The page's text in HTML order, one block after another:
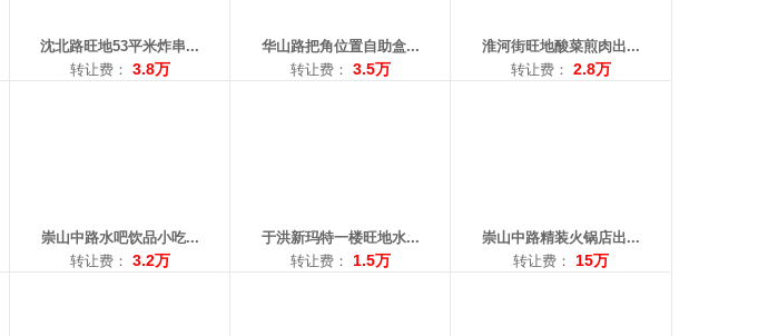
沈北路旺地53平米炸串...
转让费： 3.8万
华山路把角位置自助盒...
转让费： 3.5万
淮河街旺地酸菜煎肉出...
转让费： 2.8万
崇山中路水吧饮品小吃...
转让费： 3.2万
于洪新玛特一楼旺地水...
转让费：
1.5万
崇山中路精装火锅店出...
转让费：
15万